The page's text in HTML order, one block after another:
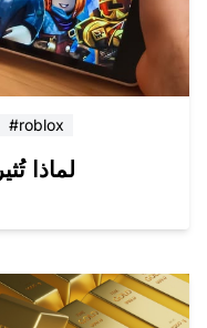
#roblox
لماذا